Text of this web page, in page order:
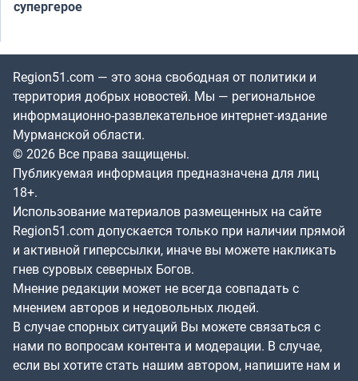
супергерое
Region51.com — это зона свободная от политики и
территория добрых новостей. Мы — региональное
информационно-развлекательное интернет-издание
Мурманской области.
© 2026 Все права защищены.
Публикуемая информация предназначена для лиц
18+.
Использование материалов размещенных на сайте
Region51.com допускается только при наличии прямой
и активной гиперссылки, иначе вы можете накликать
гнев суровых северных Богов.
Мнение редакции может не всегда совпадать с
мнением авторов и недовольных людей.
В случае спорных ситуаций Вы можете связаться с
нами по вопросам контента и модерации. В случае,
если вы хотите стать нашим автором, напишите нам и